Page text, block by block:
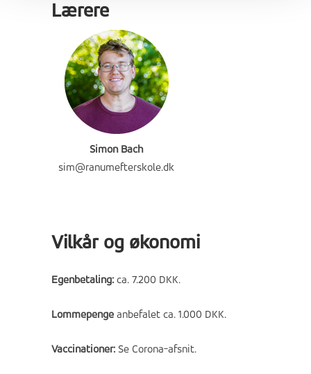
Lærere
Simon Bach
sim@ranumefterskole.dk
Vilkår og økonomi
Egenbetaling: ca. 7.200 DKK.
Lommepenge anbefalet ca. 1.000 DKK.
Vaccinationer: Se Corona-afsnit.